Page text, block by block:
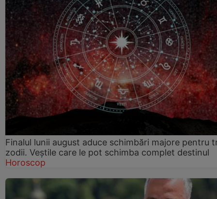
Finalul lunii august aduce schimbări majore pentru
zodii. Veștile care le pot schimba complet destinul
Horoscop